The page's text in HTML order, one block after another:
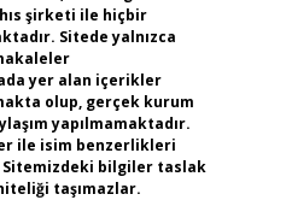
şirketi ile hiçbir
Sitede yalnızca
yer alan içerikler
olup, gerçek kurum
yapılmamaktadır.
ile isim benzerlikleri
bilgiler taslak
taşımazlar.